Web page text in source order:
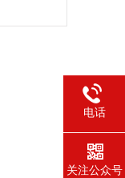
电话
关注公众号